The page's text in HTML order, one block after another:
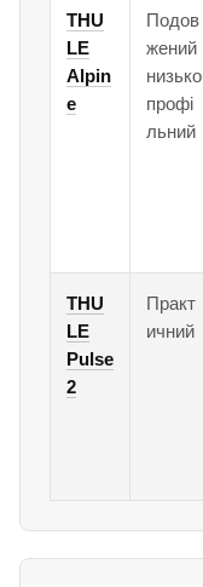
THU
LE
Alpin
e
Подов
жений
низько
профі
льний
THU
LE
Pulse
2
Практ
ичний